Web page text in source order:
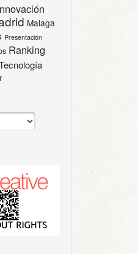
Malaga
Presentación
Ranking